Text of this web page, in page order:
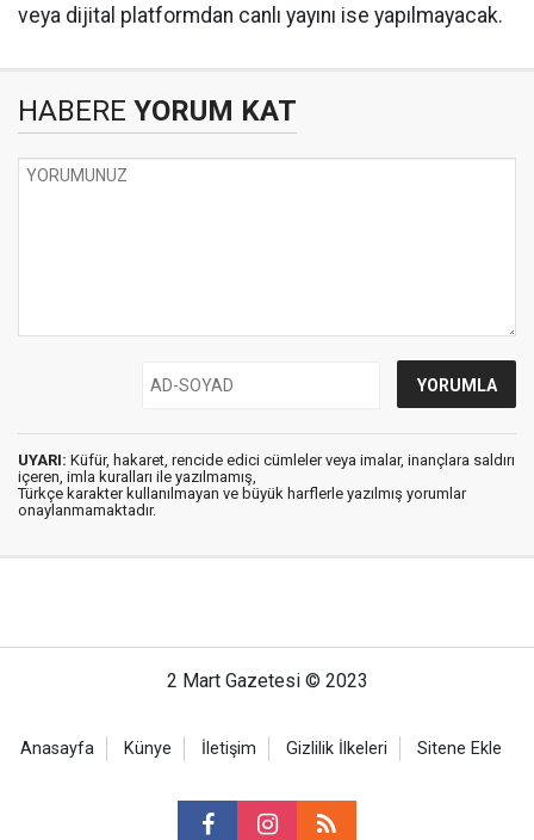
veya dijital platformdan canlı yayını ise yapılmayacak.
HABERE YORUM KAT
UYARI: Küfür, hakaret, rencide edici cümleler veya imalar, inançlara saldırı
içeren, imla kuralları ile yazılmamış,
Türkçe karakter kullanılmayan ve büyük harflerle yazılmış yorumlar
onaylanmamaktadır.
2 Mart Gazetesi © 2023
Anasayfa Künye İletişim Gizlilik İlkeleri Sitene Ekle